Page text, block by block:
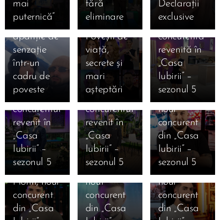
mai
puternică”
fără
eliminare
Declarații
exclusive
Kira și
Moldo,
apariție de
senzație
într-un
cadru de
poveste
12 ianuarie
2026.
Povești de
viață,
secrete și
mari
așteptări
Cine este
Lucia,
concurenta
revenită în
„Casa
Iubirii” –
sezonul 5
12.01.2026
Cine este
Danciu
Marius,
concurentul
revenit în
„Casa
Iubirii” –
sezonul 5
12.01.2026
Cine este
Robert
Gabriel
Mihai,
concurentul
revenit în
„Casa
Iubirii” –
sezonul 5
12.01.2026
Cine este
Ștefan
Armencea,
noul
concurent
din „Casa
Iubirii” –
sezonul 5
12.01.2026
Cine este
Valentin
Florin, noul
concurent
din „Casa
12.01.2026
Cine este
Alexandru
Punga,
noul
concurent
din „Casa
12.01.2026
Cine este
Iosif
Ciolan,
noul
concurent
din „Casa
12.01.2026
Cine este
12.01.2026
Cine este
12.01.2026
Cine este
Ana
11.01.2026
Marea
Finală